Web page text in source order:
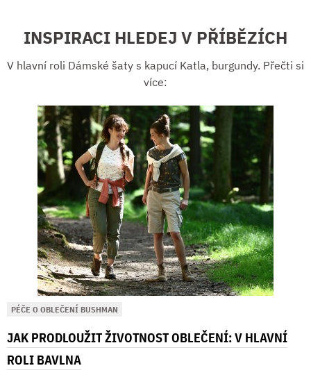
INSPIRACI HLEDEJ V PŘÍBĚZÍCH
V hlavní roli Dámské šaty s kapucí Katla, burgundy. Přečti si
více:
PÉČE O OBLEČENÍ BUSHMAN
JAK PRODLOUŽIT ŽIVOTNOST OBLEČENÍ: V HLAVNÍ
ROLI BAVLNA